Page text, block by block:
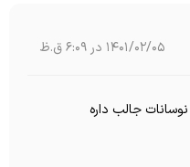
1401/02/05 در 6:09 ق.ظ
جالب داره